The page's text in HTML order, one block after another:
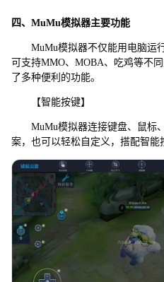
四、MuMu模拟器主要功能
MuMu模拟器不仅能用电脑运
可支持MMO、MOBA、吃鸡等不
了多种便利的功能。
【智能按键】
MuMu模拟器连接键盘、鼠标
案，也可以轻松自定义，搭配智能